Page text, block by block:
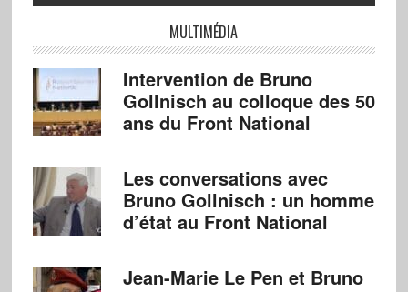
MULTIMÉDIA
Intervention de Bruno
Gollnisch au colloque des 50
ans du Front National
Les conversations avec
Bruno Gollnisch : un homme
d’état au Front National
Jean-Marie Le Pen et Bruno